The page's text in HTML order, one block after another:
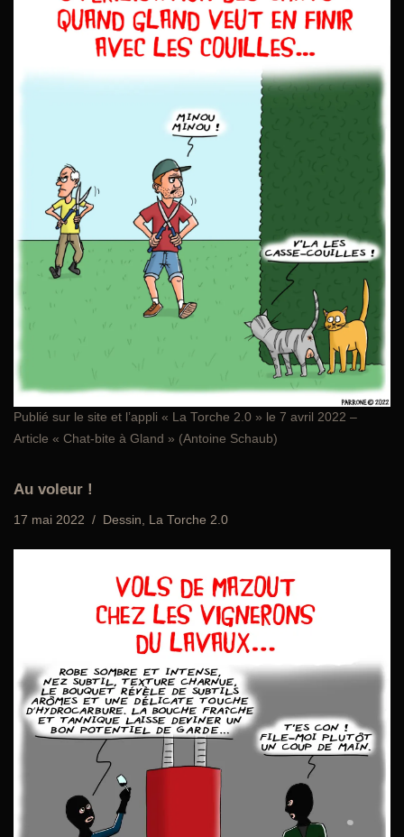
Publié sur le site et l’appli « La Torche 2.0 » le 7 avril 2022 –
Article « Chat-bite à Gland » (Antoine Schaub)
Au voleur !
17 mai 2022 Dessin La Torche 2.0